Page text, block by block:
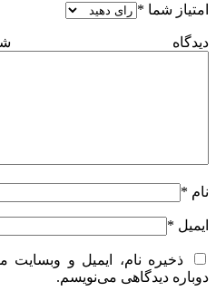
امتیاز شما *
نام *
ایمیل *
ذخیره نام، ایمیل و
دوباره دیدگاهی می‌نویسم.